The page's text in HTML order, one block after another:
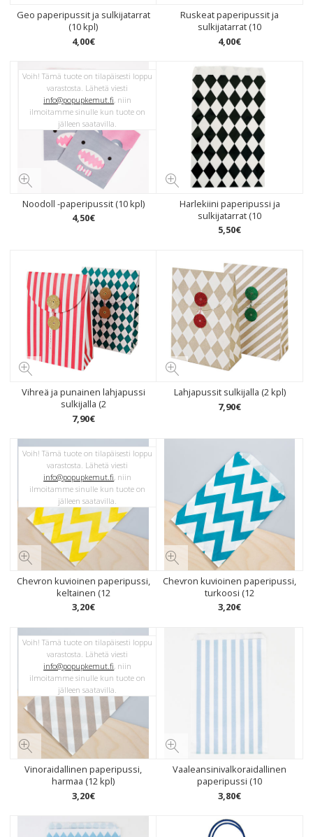
Geo paperipussit ja sulkijatarrat
(10 kpl)
4,00€
Ruskeat paperipussit ja
sulkijatarrat (10
4,00€
Noodoll -paperipussit (10 kpl)
4,50€
Voih! Tämä tuote on tilapäisesti loppu
varastosta. Lähetä viesti
info@popupkemut.fi, niin
ilmoitamme sinulle kun tuote on
jälleen saatavilla.
Harlekiini paperipussi ja
sulkijatarrat (10
5,50€
Vihreä ja punainen lahjapussi
sulkijalla (2
7,90€
Lahjapussit sulkijalla (2 kpl)
7,90€
Chevron kuvioinen paperipussi,
keltainen (12
3,20€
Voih! Tämä tuote on tilapäisesti loppu
varastosta. Lähetä viesti
info@popupkemut.fi, niin
ilmoitamme sinulle kun tuote on
jälleen saatavilla.
Chevron kuvioinen paperipussi,
turkoosi (12
3,20€
Vinoraidallinen paperipussi,
harmaa (12 kpl)
3,20€
Voih! Tämä tuote on tilapäisesti loppu
varastosta. Lähetä viesti
info@popupkemut.fi, niin
ilmoitamme sinulle kun tuote on
jälleen saatavilla.
Vaaleansinivalkoraidallinen
paperipussi (10
3,80€